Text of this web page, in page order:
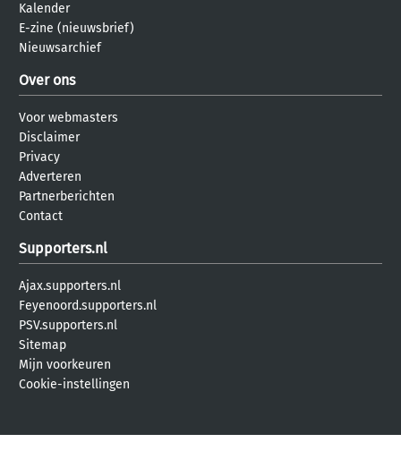
Kalender
E-zine (nieuwsbrief)
Nieuwsarchief
Over ons
Voor webmasters
Disclaimer
Privacy
Adverteren
Partnerberichten
Contact
Supporters.nl
Ajax.supporters.nl
Feyenoord.supporters.nl
PSV.supporters.nl
Sitemap
Mijn voorkeuren
Cookie-instellingen